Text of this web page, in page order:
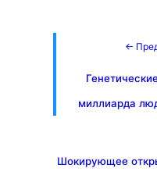
←
миллиарда
Шокирующее